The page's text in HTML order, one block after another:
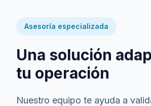
Asesoría especializada
Una solución
tu operación
Nuestro equipo te ayuda a